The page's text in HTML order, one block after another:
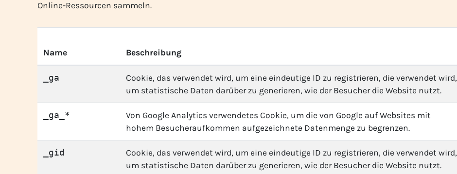
Online-Ressourcen sammeln.
Name Beschreibung
_ga
Cookie, das verwendet wird, um eine eindeutige ID zu registrieren, die verwendet wird,
um statistische Daten darüber zu generieren, wie der Besucher die Website nutzt.
_ga_*
Von Google Analytics verwendetes Cookie, um die von Google auf Websites mit
hohem Besucheraufkommen aufgezeichnete Datenmenge zu begrenzen.
_gid
Cookie, das verwendet wird, um eine eindeutige ID zu registrieren, die verwendet wird,
um statistische Daten darüber zu generieren, wie der Besucher die Website nutzt.